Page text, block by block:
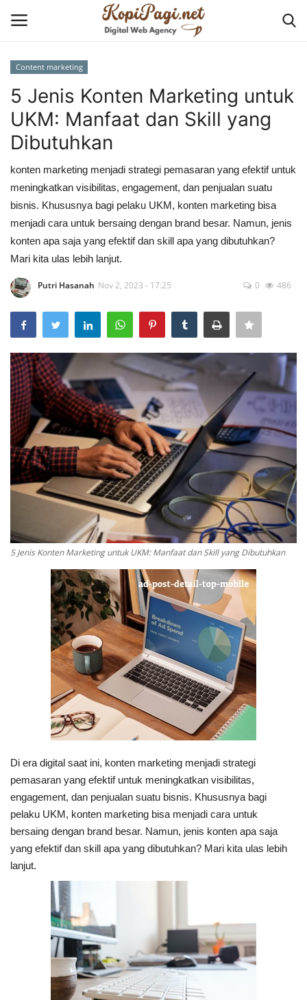
Home
Contact
Cyber Security
Business Solution
Website and Application
Digital Marketing
The Lounge
Content marketing
5 Jenis Konten Marketing untuk
UKM: Manfaat dan Skill yang
Dibutuhkan
konten marketing menjadi strategi pemasaran yang efektif untuk
meningkatkan visibilitas, engagement, dan penjualan suatu
bisnis. Khususnya bagi pelaku UKM, konten marketing bisa
menjadi cara untuk bersaing dengan brand besar. Namun, jenis
konten apa saja yang efektif dan skill apa yang dibutuhkan?
Mari kita ulas lebih lanjut.
Putri Hasanah Nov 2, 2023 - 17:25 0 486
5 Jenis Konten Marketing untuk UKM: Manfaat dan Skill yang Dibutuhkan
Di era digital saat ini, konten marketing menjadi strategi
pemasaran yang efektif untuk meningkatkan visibilitas,
engagement, dan penjualan suatu bisnis. Khususnya bagi
pelaku UKM, konten marketing bisa menjadi cara untuk
bersaing dengan brand besar. Namun, jenis konten apa saja
yang efektif dan skill apa yang dibutuhkan? Mari kita ulas lebih
lanjut.